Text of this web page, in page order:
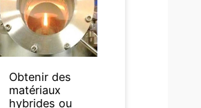
Obtenir des
matériaux
hybrides ou